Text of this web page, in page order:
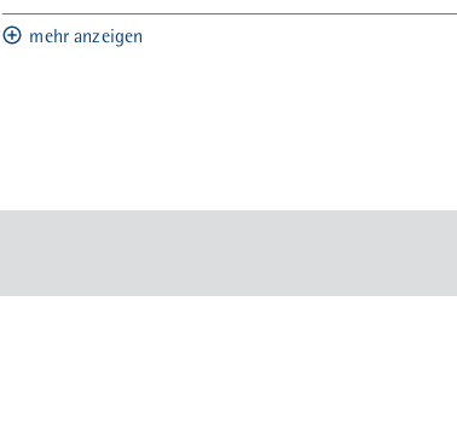
mehr anzeigen